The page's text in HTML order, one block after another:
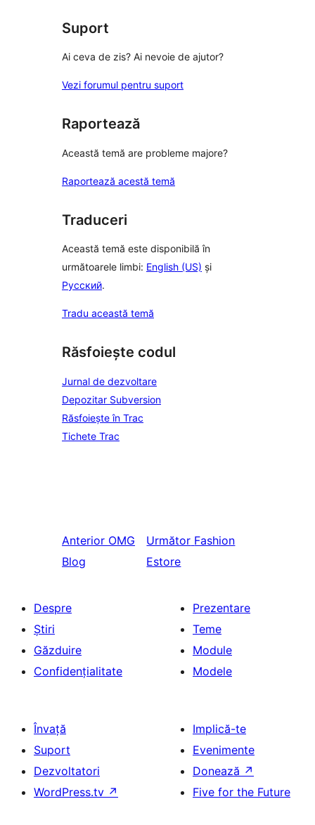
Suport
Ai ceva de zis? Ai nevoie de ajutor?
Vezi forumul pentru suport
Raportează
Această temă are probleme majore?
Raportează acestă temă
Traduceri
Această temă este disponibilă în
următoarele limbi: English (US) și
Русский.
Tradu această temă
Răsfoiește codul
Jurnal de dezvoltare
Depozitar Subversion
Răsfoiește în Trac
Tichete Trac
Anterior OMG
Blog
Următor Fashion
Estore
Despre
Știri
Găzduire
Confidențialitate
Prezentare
Teme
Module
Modele
Învață
Suport
Dezvoltatori
WordPress.tv ↗
Implică-te
Evenimente
Donează ↗
Five for the Future